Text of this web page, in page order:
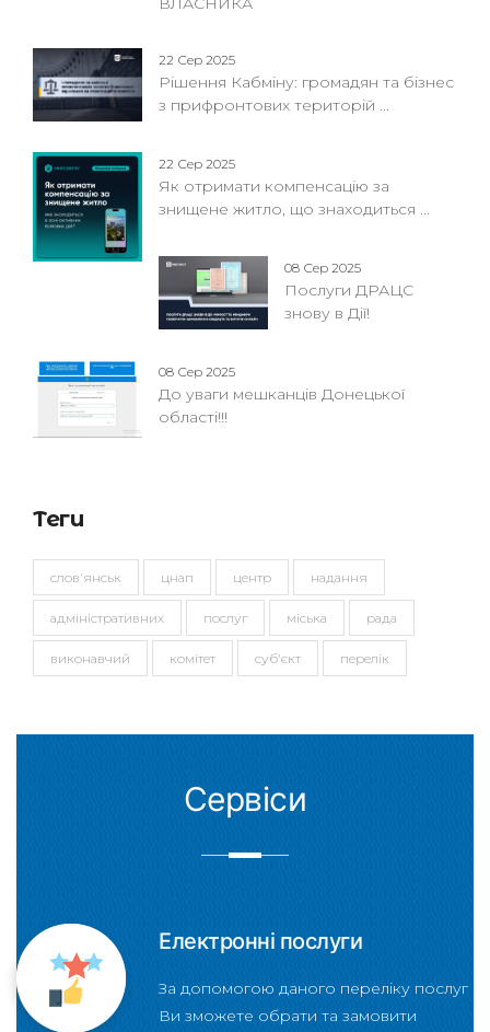
22 Сер 2025
Рішення Кабміну: громадян та бізнес
з прифронтових територій ...
22 Сер 2025
Як отримати компенсацію за
знищене житло, що знаходиться ...
08 Сер 2025
Послуги ДРАЦС
знову в Дії!
08 Сер 2025
До уваги мешканців Донецької
області!!!
Теги
слов'янськ цнап центр надання
адміністративних послуг міська рада
виконавчий комітет суб'єкт перелік
Сервіси
Електронні послуги
За допомогою даного переліку послуг
Ви зможете обрати та замовити